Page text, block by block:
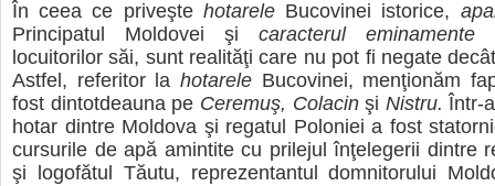
În ceea ce priveşte hotareleBucovinei istorice,
Principatul Moldovei şi caracterul eminamente
locuitorilor săi, sunt realităţi care nu pot fi negate
Astfel, referitor la hotarele Bucovinei, menţionăm
fost dintotdeauna pe Ceremuş, Colacinşi Nistru.Într-
hotar dintre Moldova şi regatul Poloniei a fost
cursurile de apă amintite cu prilejul înţelegerii dintre
şi logofătul Tăutu, reprezentantul domnitorului